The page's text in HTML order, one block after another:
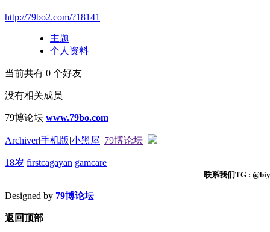
http://79bo2.com/?18141
主题
个人资料
当前共有 0 个好友
没有相关成员
79博论坛 www.79bo.com
Archiver|手机版|小黑屋| 79博论坛
18岁 firstcagayan gamcare
联系我们TG :
Designed by 79博论坛
返回顶部